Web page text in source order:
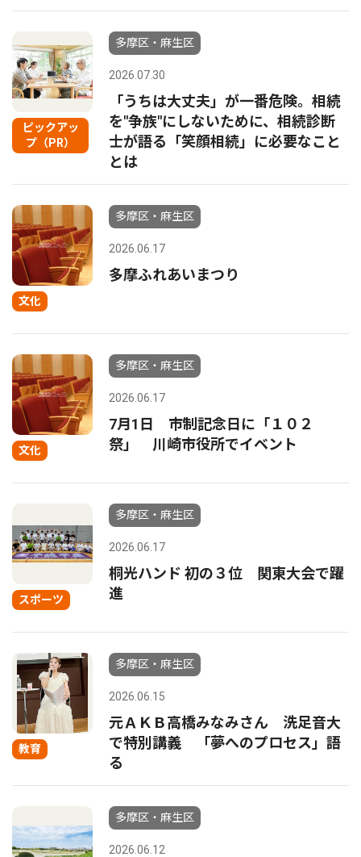
ピックアッ
プ（PR）
多摩区・麻生区
2026.07.30
「うちは大丈夫」が一番危険。相続
を"争族"にしないために、相続診断
士が語る「笑顔相続」に必要なこと
とは
文化
多摩区・麻生区
2026.06.17
多摩ふれあいまつり
文化
多摩区・麻生区
2026.06.17
7月1日 市制記念日に「１０２
祭」 川崎市役所でイベント
スポーツ
多摩区・麻生区
2026.06.17
桐光ハンド 初の３位 関東大会で躍
進
教育
多摩区・麻生区
2026.06.15
元ＡＫＢ高橋みなみさん 洗足音大
で特別講義 「夢へのプロセス」語
る
多摩区・麻生区
2026.06.12